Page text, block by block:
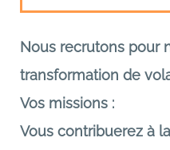
Nous recrutons pour
transformation de
Vos missions :
Vous contribuerez à